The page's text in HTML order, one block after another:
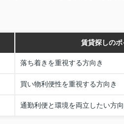
賃貸探しのポ
落ち着きを重視する方向き
買い物利便性を重視する方向き
通勤利便と環境を両立したい方向